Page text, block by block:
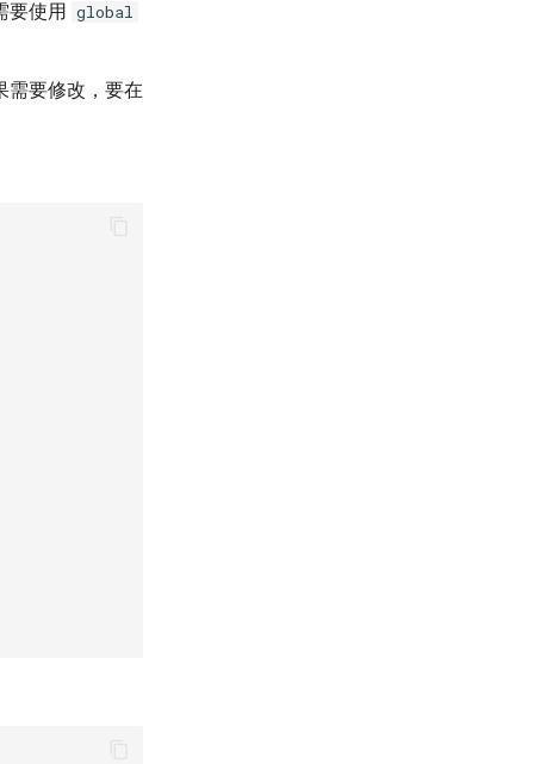
要使用 global
需要修改，要在